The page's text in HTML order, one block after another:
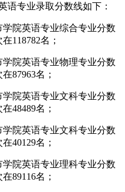
语专业录取分数线如下：
院英语专业综合专业分数
118782名；
院英语专业物理专业分数
87963名；
院英语专业文科专业分数
48489名；
院英语专业文科专业分数
40129名；
院英语专业理科专业分数
89116名；